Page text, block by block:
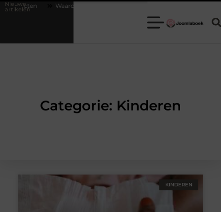
Nieuwe
artikelen Waarom een escaperoom de ideale keuze is voor een teamuitje
Categorie: Kinderen
KINDEREN